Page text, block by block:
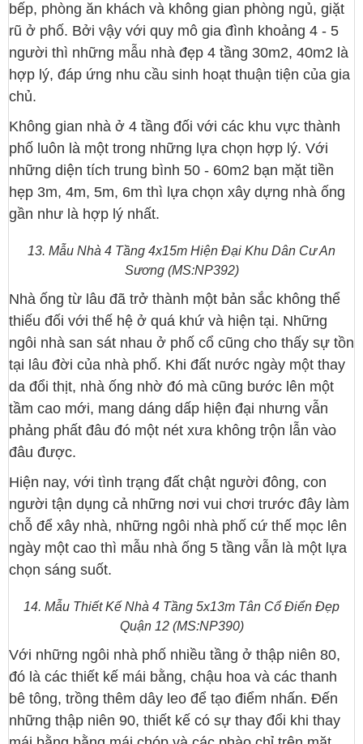
bếp, phòng ăn khách và không gian phòng ngủ, giặt
rũ ở phố. Bởi vậy với quy mô gia đình khoảng 4 - 5
người thì những mẫu nhà đẹp 4 tầng 30m2, 40m2 là
hợp lý, đáp ứng nhu cầu sinh hoạt thuận tiện của gia
chủ.
Không gian nhà ở 4 tầng đối với các khu vực thành
phố luôn là một trong những lựa chọn hợp lý. Với
những diện tích trung bình 50 - 60m2 bạn mặt tiền
hẹp 3m, 4m, 5m, 6m thì lựa chọn xây dựng nhà ống
gần như là hợp lý nhất.
13. Mẫu Nhà 4 Tầng 4x15m Hiện Đại Khu Dân Cư An
Sương (MS:NP392)
Nhà ống từ lâu đã trở thành một bản sắc không thể
thiếu đối với thế hệ ở quá khứ và hiện tại. Những
ngôi nhà san sát nhau ở phố cổ cũng cho thấy sự tồn
tại lâu đời của nhà phố. Khi đất nước ngày một thay
da đổi thịt, nhà ống nhờ đó mà cũng bước lên một
tầm cao mới, mang dáng dấp hiện đại nhưng vẫn
phảng phất đâu đó một nét xưa không trộn lẫn vào
đâu được.
Hiện nay, với tình trạng đất chật người đông, con
người tận dụng cả những nơi vui chơi trước đây làm
chỗ để xây nhà, những ngôi nhà phố cứ thế mọc lên
ngày một cao thì mẫu nhà ống 5 tầng vẫn là một lựa
chọn sáng suốt.
14. Mẫu Thiết Kế Nhà 4 Tầng 5x13m Tân Cổ Điển Đẹp
Quận 12 (MS:NP390)
Với những ngôi nhà phố nhiều tầng ở thập niên 80,
đó là các thiết kế mái bằng, chậu hoa và các thanh
bê tông, trồng thêm dây leo để tạo điểm nhấn. Đến
những thập niên 90, thiết kế có sự thay đổi khi thay